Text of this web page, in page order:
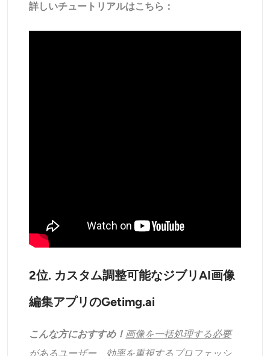
詳しいチュートリアルはこちら：
2位. カスタム調整可能なジブリAI画像
編集アプリのGetimg.ai
こんな方におすすめ！ 画像を一括処理する必要
があるユーザー、効率を重視するプロフェッシ